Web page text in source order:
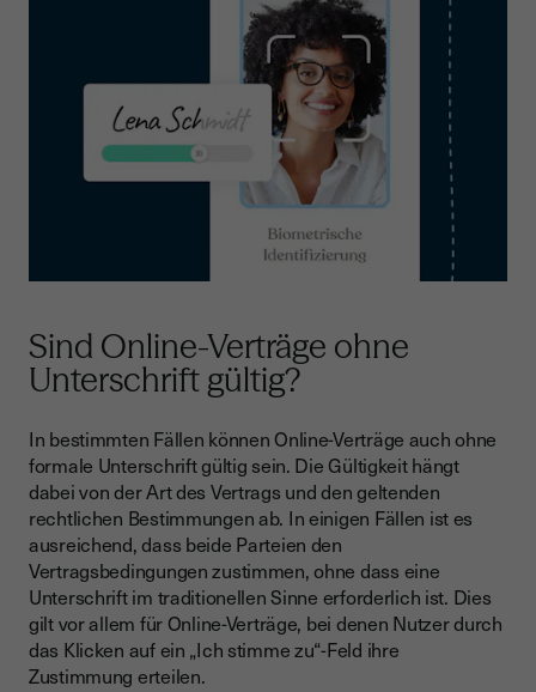
Sind Online-Verträge ohne
Unterschrift gültig?
In bestimmten Fällen können Online-Verträge auch ohne
formale Unterschrift gültig sein. Die Gültigkeit hängt
dabei von der Art des Vertrags und den geltenden
rechtlichen Bestimmungen ab. In einigen Fällen ist es
ausreichend, dass beide Parteien den
Vertragsbedingungen zustimmen, ohne dass eine
Unterschrift im traditionellen Sinne erforderlich ist. Dies
gilt vor allem für Online-Verträge, bei denen Nutzer durch
das Klicken auf ein „Ich stimme zu“-Feld ihre
Zustimmung erteilen.